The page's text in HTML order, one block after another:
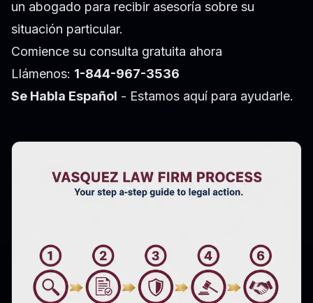
un abogado para recibir asesoría sobre su
situación particular.
Comience su consulta gratuita ahora
Llámenos: 1-844-967-3536
Se Habla Español - Estamos aquí para ayudarle.